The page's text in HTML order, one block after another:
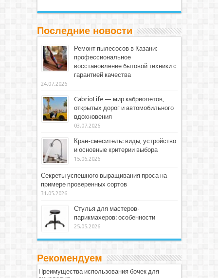
Последние новости
Ремонт пылесосов в Казани:
профессиональное
восстановление бытовой техники с
гарантией качества
24.07.2026
CabrioLife — мир кабриолетов,
открытых дорог и автомобильного
вдохновения
03.07.2026
Кран-смеситель: виды, устройство
и основные критерии выбора
15.06.2026
Секреты успешного выращивания проса на
примере проверенных сортов
31.05.2026
Стулья для мастеров-
парикмахеров: особенности
25.05.2026
Рекомендуем
Преимущества использования бочек для